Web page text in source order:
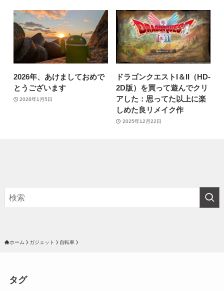
2026年、あけましておめで
とうございます
2026年1月5日
ドラゴンクエストI＆II（HD-
2D版）を買って遊んでクリ
アした：思ってた以上に楽
しめた良リメイク作
2025年12月22日
ホーム ガジェット 自転車
タグ